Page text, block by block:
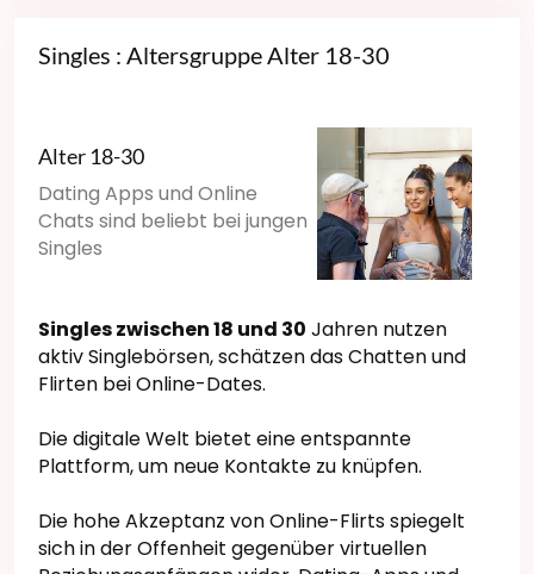
Singles : Altersgruppe Alter 18-30
Alter 18-30
Dating Apps und Online
Chats sind beliebt bei jungen
Singles
Singles zwischen 18 und 30 Jahren nutzen
aktiv Singlebörsen, schätzen das Chatten und
Flirten bei Online-Dates.
Die digitale Welt bietet eine entspannte
Plattform, um neue Kontakte zu knüpfen.
Die hohe Akzeptanz von Online-Flirts spiegelt
sich in der Offenheit gegenüber virtuellen